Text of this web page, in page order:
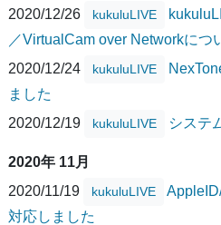
2020/12/26
kukuluLIVE
／VirtualCam over Networkにつ
2020/12/24
kukuluLIVE
ました
2020/12/19
kukuluLIVE システ
2020年 11月
2020/11/19
kukuluLIVE
対応しました